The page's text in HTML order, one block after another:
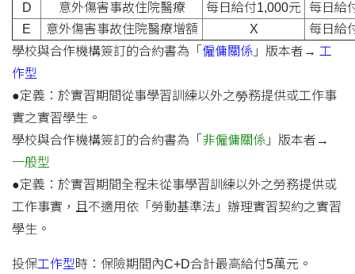
D
意外傷害事故住院醫療 每日給付1,000元
每日給
E
意外傷害事故住院醫療增額 X
每日給
學校與合作機構簽訂的合約書為「 僱傭關係 」版本者→ 工
作型
●定義：於實習期間從事學習訓練以外之勞務提供或工作事
實之實習學生。
學校與合作機構簽訂的合約書為「 非僱傭關係 」版本者→
一般型
●定義：於實習期間全程未從事學習訓練以外之勞務提供或
工作事實，且不適用依「勞動基準法」辦理實習契約之實習
學生。
投保工作型 時：保險期間內C+D合計最高給付5萬元。